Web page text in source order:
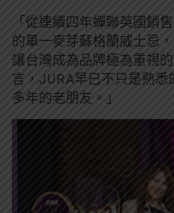
「從連續四年蟬聯英國銷
的單一麥芽蘇格蘭威士忌
讓台灣成為品牌極為重視
言，JURA早已不只是熟
多年的老朋友。」